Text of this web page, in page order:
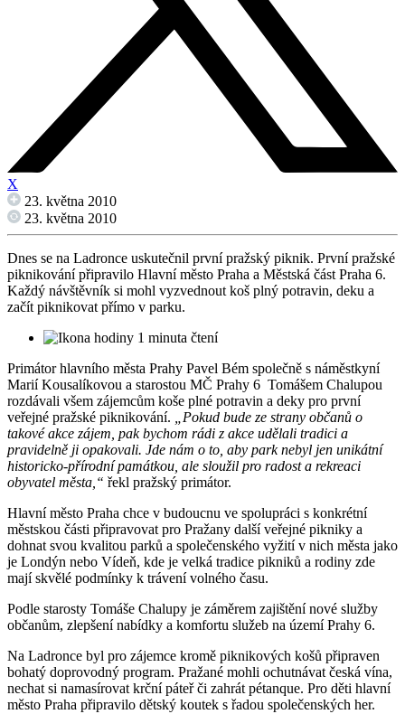
X
23. května 2010
23. května 2010
Dnes se na Ladronce uskutečnil první pražský piknik. První pražské
piknikování připravilo Hlavní město Praha a Městská část Praha 6.
Každý návštěvník si mohl vyzvednout koš plný potravin, deku a
začít piknikovat přímo v parku.
1 minuta čtení
Primátor hlavního města Prahy Pavel Bém společně s náměstkyní
Marií Kousalíkovou a starostou MČ Prahy 6 Tomášem Chalupou
rozdávali všem zájemcům koše plné potravin a deky pro první
veřejné pražské piknikování. „Pokud bude ze strany občanů o
takové akce zájem, pak bychom rádi z akce udělali tradici a
pravidelně ji opakovali. Jde nám o to, aby park nebyl jen unikátní
historicko-přírodní památkou, ale sloužil pro radost a rekreaci
obyvatel města,“ řekl pražský primátor.
Hlavní město Praha chce v budoucnu ve spolupráci s konkrétní
městskou části připravovat pro Pražany další veřejné pikniky a
dohnat svou kvalitou parků a společenského vyžití v nich města jako
je Londýn nebo Vídeň, kde je velká tradice pikniků a rodiny zde
mají skvělé podmínky k trávení volného času.
Podle starosty Tomáše Chalupy je záměrem zajištění nové služby
občanům, zlepšení nabídky a komfortu služeb na území Prahy 6.
Na Ladronce byl pro zájemce kromě piknikových košů připraven
bohatý doprovodný program. Pražané mohli ochutnávat česká vína,
nechat si namasírovat krční páteř či zahrát pétanque. Pro děti hlavní
město Praha připravilo dětský koutek s řadou společenských her.